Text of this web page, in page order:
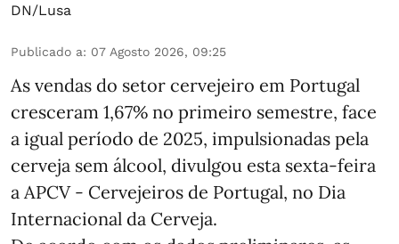
DN/Lusa
Publicado a: 07 Agosto 2026, 09:25
As vendas do setor cervejeiro em Portugal
cresceram 1,67% no primeiro semestre, face
a igual período de 2025, impulsionadas pela
cerveja sem álcool, divulgou esta sexta-feira
a APCV - Cervejeiros de Portugal, no Dia
Internacional da Cerveja.